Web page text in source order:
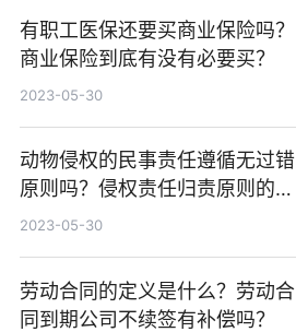
有职工医保还要买商业保险吗？
商业保险到底有没有必要买？
2023-05-30
动物侵权的民事责任遵循无过错
原则吗？侵权责任归责原则的分
类
2023-05-30
劳动合同的定义是什么？劳动合
同到期公司不续签有补偿吗？